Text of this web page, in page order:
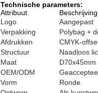
Technische parameters:
Attribuut
Beschrijving
Logo
Aangepast
Verpakking
Polybag +
Afdrukken
CMYK-
Structuur
Naadloos
Maat
D70x45mm
OEM/ODM
Vorm
Ronde